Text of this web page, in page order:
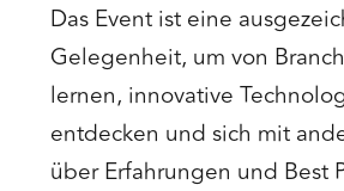
Das Event ist eine
Gelegenheit, um von
lernen, innovative
entdecken und sich mit
über Erfahrungen und Best